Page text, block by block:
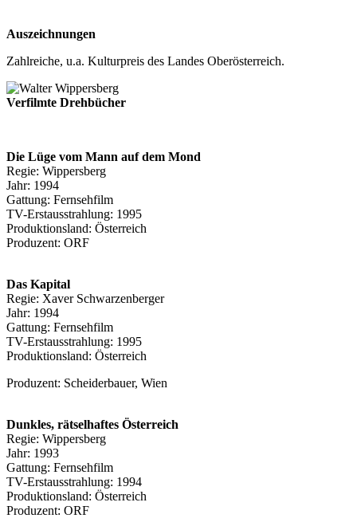
Auszeichnungen
Zahlreiche, u.a. Kulturpreis des Landes Oberösterreich.
Verfilmte Drehbücher
Die Lüge vom Mann auf dem Mond
Regie: Wippersberg
Jahr: 1994
Gattung: Fernsehfilm
TV-Erstausstrahlung: 1995
Produktionsland: Österreich
Produzent: ORF
Das Kapital
Regie: Xaver Schwarzenberger
Jahr: 1994
Gattung: Fernsehfilm
TV-Erstausstrahlung: 1995
Produktionsland: Österreich
Produzent: Scheiderbauer, Wien
Dunkles, rätselhaftes Österreich
Regie: Wippersberg
Jahr: 1993
Gattung: Fernsehfilm
TV-Erstausstrahlung: 1994
Produktionsland: Österreich
Produzent: ORF